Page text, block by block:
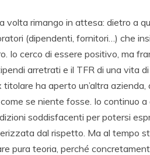
volta rimango in attesa: dietro a
(dipendenti, fornitori…) che
Io cerco di essere positivo, ma
arretrati e il TFR di una vita
ha aperto un’altra
se niente fosse. Io continuo a
soddisfacenti per potersi
dal rispetto. Ma al tempo
pura teoria, perché